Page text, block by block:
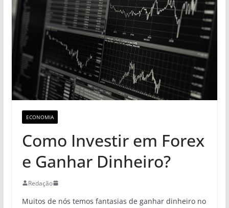
ECONOMIA
Como Investir em Forex
e Ganhar Dinheiro?
Redação
Muitos de nós temos fantasias de ganhar dinheiro no